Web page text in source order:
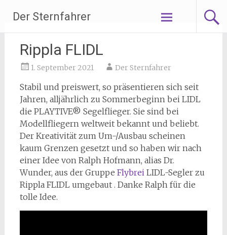
Inhalt
springen
Der Sternfahrer
Rippla FLIDL
1. September 2021 Der Sternfahrer
Stabil und preiswert, so präsentieren sich seit
Jahren, alljährlich zu Sommerbeginn bei LIDL
die PLAYTIVE® Segelflieger. Sie sind bei
Modellfliegern weltweit bekannt und beliebt.
Der Kreativität zum Um-/Ausbau scheinen
kaum Grenzen gesetzt und so haben wir nach
einer Idee von Ralph Hofmann, alias Dr.
Wunder, aus der Gruppe FlybreiLIDL-Segler zu
Rippla FLIDL umgebaut . Danke Ralph für die
tolle Idee.